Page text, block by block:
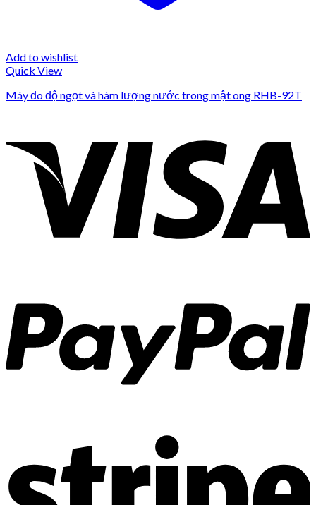
Add to wishlist
Quick View
Máy đo độ ngọt và hàm lượng nước trong mật ong RHB-92T